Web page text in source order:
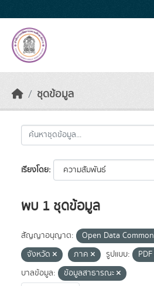
ชุดข้อมูล
เรียงโดย
พบ 1 ชุดข้อมูล
สัญญาอนุญาต: Open Data Common
จังหวัด
ภาค รูปแบบ: PDF
บาลข้อมูล:
ข้อมูลสาธารณะ